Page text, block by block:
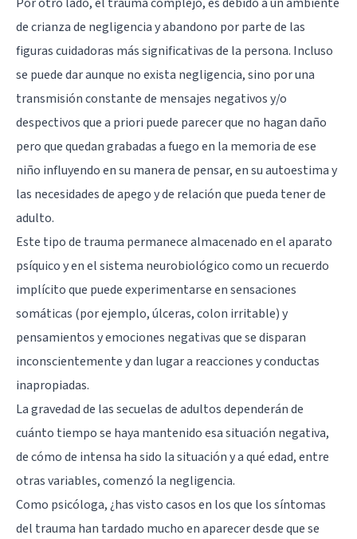
de crianza de negligencia y abandono por parte de las
figuras cuidadoras más significativas de la persona. Incluso
se puede dar aunque no exista negligencia, sino por una
transmisión constante de mensajes negativos y/o
despectivos que a priori puede parecer que no hagan daño
pero que quedan grabadas a fuego en la memoria de ese
niño influyendo en su manera de pensar, en su autoestima y
las necesidades de apego y de relación que pueda tener de
adulto.
Este tipo de trauma permanece almacenado en el aparato
psíquico y en el sistema neurobiológico como un recuerdo
implícito que puede experimentarse en sensaciones
somáticas (por ejemplo, úlceras, colon irritable) y
pensamientos y emociones negativas que se disparan
inconscientemente y dan lugar a reacciones y conductas
inapropiadas.
La gravedad de las secuelas de adultos dependerán de
cuánto tiempo se haya mantenido esa situación negativa,
de cómo de intensa ha sido la situación y a qué edad, entre
otras variables, comenzó la negligencia.
Como psicóloga, ¿has visto casos en los que los síntomas
del trauma han tardado mucho en aparecer desde que se